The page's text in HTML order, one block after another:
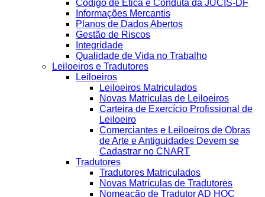
Código de Ética e Conduta da JUCIS-DF
Informações Mercantis
Planos de Dados Abertos
Gestão de Riscos
Integridade
Qualidade de Vida no Trabalho
Leiloeiros e Tradutores
Leiloeiros
Leiloeiros Matriculados
Novas Matriculas de Leiloeiros
Carteira de Exercício Profissional de
Leiloeiro
Comerciantes e Leiloeiros de Obras
de Arte e Antiguidades Devem se
Cadastrar no CNART
Tradutores
Tradutores Matriculados
Novas Matriculas de Tradutores
Nomeação de Tradutor AD HOC